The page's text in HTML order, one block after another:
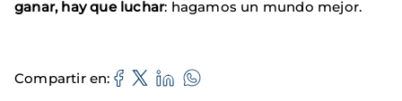
ganar, hay que luchar: hagamos un mundo mejor.
Compartir en